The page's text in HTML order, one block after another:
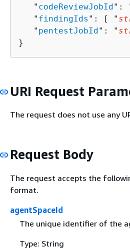
   "
codeReviewJobId":
   "
findingIds ": [ "
   "
pentestJobId": "
}
URI Request
The request does not use any
Request Body
The request accepts the
format.
agentSpaceId
The unique identifier of the
Type: String